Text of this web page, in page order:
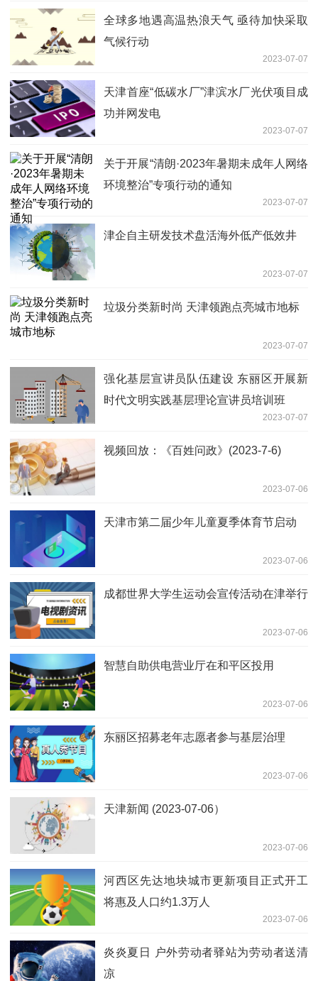
全球多地遇高温热浪天气 亟待加快采取
气候行动
2023-07-07
天津首座“低碳水厂”津滨水厂光伏项目成
功并网发电
2023-07-07
关于开展“清朗·2023年暑期未成年人网络
环境整治”专项行动的通知
2023-07-07
津企自主研发技术盘活海外低产低效井
2023-07-07
垃圾分类新时尚 天津领跑点亮城市地标
2023-07-07
强化基层宣讲员队伍建设 东丽区开展新
时代文明实践基层理论宣讲员培训班
2023-07-07
视频回放：《百姓问政》(2023-7-6)
2023-07-06
天津市第二届少年儿童夏季体育节启动
2023-07-06
成都世界大学生运动会宣传活动在津举行
2023-07-06
智慧自助供电营业厅在和平区投用
2023-07-06
东丽区招募老年志愿者参与基层治理
2023-07-06
天津新闻 (2023-07-06）
2023-07-06
河西区先达地块城市更新项目正式开工
将惠及人口约1.3万人
2023-07-06
炎炎夏日 户外劳动者驿站为劳动者送清
凉